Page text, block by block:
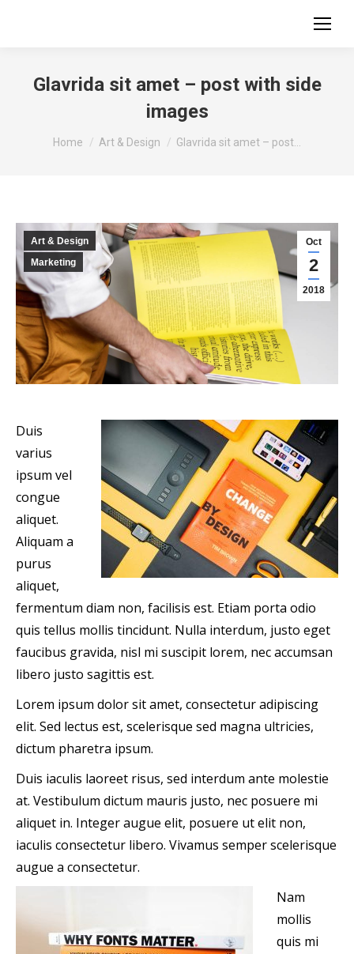
Glavrida sit amet – post with side
images
You are here:
Home Art & Design Glavrida sit amet – post…
Oct
2
2018
Art & Design
Marketing
Duis
varius
ipsum vel
congue
aliquet.
Aliquam a
purus
aliquet,
fermentum diam non, facilisis est. Etiam porta odio
quis tellus mollis tincidunt. Nulla interdum, justo eget
faucibus gravida, nisl mi suscipit lorem, nec accumsan
libero justo sagittis est.
Lorem ipsum dolor sit amet, consectetur adipiscing
elit. Sed lectus est, scelerisque sed magna ultricies,
dictum pharetra ipsum.
Duis iaculis laoreet risus, sed interdum ante molestie
at. Vestibulum dictum mauris justo, nec posuere mi
aliquet in. Integer augue elit, posuere ut elit non,
iaculis consectetur libero. Vivamus semper scelerisque
augue a consectetur.
Nam
mollis
quis mi